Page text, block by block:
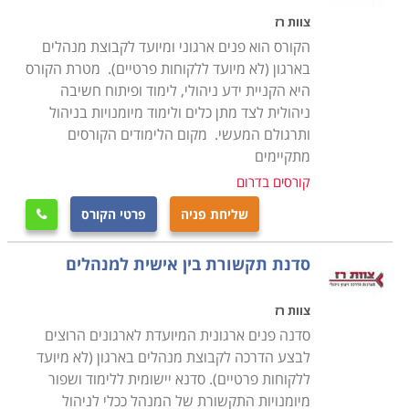
צוות רז
הקורס הוא פנים ארגוני ומיועד לקבוצת מנהלים
בארגון (לא מיועד ללקוחות פרטיים). מטרת הקורס
היא הקניית ידע ניהולי, לימוד ופיתוח חשיבה
ניהולית לצד מתן כלים ולימוד מיומנויות בניהול
ותרגולם המעשי. מקום הלימודים הקורסים
מתקיימים
קורסים בדרום
שליחת פניה פרטי הקורס 
סדנת תקשורת בין אישית למנהלים
צוות רז
סדנה פנים ארגונית המיועדת לארגונים הרוצים
לבצע הדרכה לקבוצת מנהלים בארגון (לא מיועד
ללקוחות פרטיים). סדנא יישומית ללימוד ושפור
מיומנויות התקשורת של המנהל ככלי לניהול